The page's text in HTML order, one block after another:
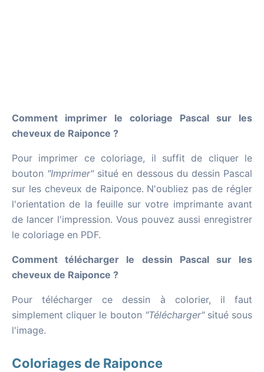
Comment imprimer le coloriage Pascal sur les
cheveux de Raiponce ?
Pour imprimer ce coloriage, il suffit de cliquer le
bouton "Imprimer"situé en dessous du dessin Pascal
sur les cheveux de Raiponce. N'oubliez pas de régler
l'orientation de la feuille sur votre imprimante avant
de lancer l'impression. Vous pouvez aussi enregistrer
le coloriage en PDF.
Comment télécharger le dessin Pascal sur les
cheveux de Raiponce ?
Pour télécharger ce dessin à colorier, il faut
simplement cliquer le bouton "Télécharger"situé sous
l'image.
Coloriages de Raiponce